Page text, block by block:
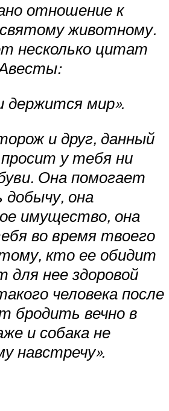
отношение к
святому животному.
несколько цитат
держится мир».
и друг, данный
у тебя ни
Она помогает
она
имущество, она
во время твоего
кто ее обидит
для нее здоровой
человека после
бродить вечно в
и собака не
навстречу».